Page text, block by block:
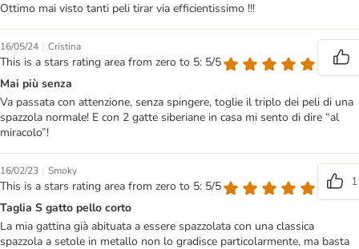
Ottimo mai visto tanti peli tirar via efficientissimo !!!
16/05/24 | Cristina
This is a stars rating area from zero to 5: 5/5
Mai più senza
Va passata con attenzione, senza spingere, toglie il triplo dei peli di una
spazzola normale! E con 2 gatte siberiane in casa mi sento di dire “al
miracolo”!
16/02/23 | Smoky
This is a stars rating area from zero to 5: 5/5
1
Taglia S gatto pello corto
La mia gattina già abituata a essere spazzolata con una classica
spazzola a setole in metallo non lo gradisce particolarmente, ma basta